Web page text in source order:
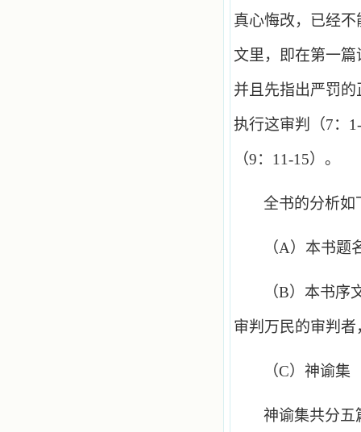
真心悔改，已经
文里，即在第一
并且先指出严罚的
执行这审判（7： 1-
（9： 11-15）。
全书的分析如
（A）本书题
（B）本书序
审判万民的审判
（C）神谕集
神谕集共分五